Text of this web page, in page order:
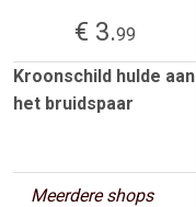
€ 3.99
Kroonschild hulde aan
het bruidspaar
Meerdere shops